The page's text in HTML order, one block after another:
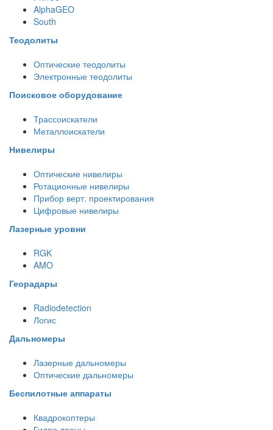
AlphaGEO
South
Теодолиты
Оптические теодолиты
Электронные теодолиты
Поисковое оборудование
Трассоискатели
Металлоискатели
Нивелиры
Оптические нивелиры
Ротационные нивелиры
Прибор верт. проектирования
Цифровые нивелиры
Лазерные уровни
RGK
AMO
Георадары
Radiodetection
Логис
Дальномеры
Лазерные дальномеры
Оптические дальномеры
Беспилотные аппараты
Квадрокоптеры